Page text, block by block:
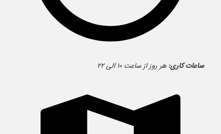
ساعات کاری: هر روز از ساعت ۱۰ الی ۲۲